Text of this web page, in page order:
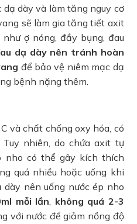
dày và làm tăng nguy cơ
sẽ làm gia tăng tiết axit
ợ nóng, đầy bụng, đau
dạ dày nên tránh hoàn
để bảo vệ niêm mạc dạ
bệnh nặng thêm.
và chất chống oxy hóa, có
nhiên, do chứa axit tự
nho có thể gây kích thích
quá nhiều hoặc uống khi
dày nên uống nước ép nho
mỗi lần, không quá 2-3
với nước để giảm nồng độ